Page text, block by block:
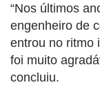
“Nos últimos
engenheiro de
entrou no ritmo
foi muito
concluiu.